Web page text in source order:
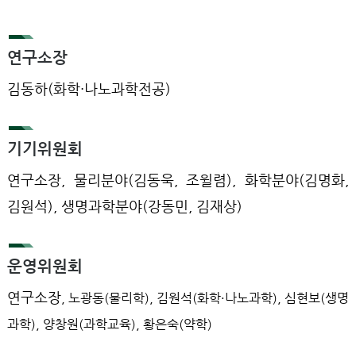
연구소장
김동하(화학·나노과학전공)
기기위원회
연구소장, 물리분야(김동욱, 조윌렴), 화학분야(김명화,
김원석), 생명과학분야(강동민, 김재상)
운영위원회
연구소장, 노광동(물리학), 김원석(화학·나노과학), 심현보(생명
과학), 양창원(과학교육), 황은숙(약학)